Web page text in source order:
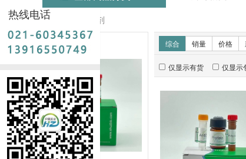
热线电话
首页
实验试剂
新品推荐
综合 销量 价格
仅显示有货 仅显示